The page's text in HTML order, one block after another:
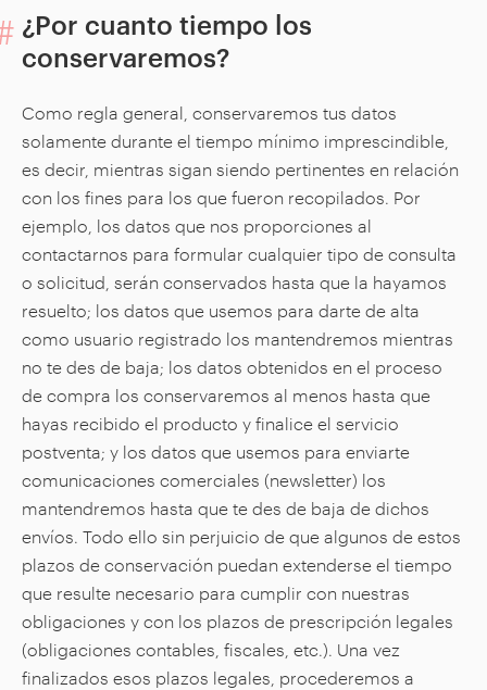
¿Por cuanto tiempo los
conservaremos?
Como regla general, conservaremos tus datos
solamente durante el tiempo mínimo imprescindible,
es decir, mientras sigan siendo pertinentes en relación
con los fines para los que fueron recopilados. Por
ejemplo, los datos que nos proporciones al
contactarnos para formular cualquier tipo de consulta
o solicitud, serán conservados hasta que la hayamos
resuelto; los datos que usemos para darte de alta
como usuario registrado los mantendremos mientras
no te des de baja; los datos obtenidos en el proceso
de compra los conservaremos al menos hasta que
hayas recibido el producto y finalice el servicio
postventa; y los datos que usemos para enviarte
comunicaciones comerciales (newsletter) los
mantendremos hasta que te des de baja de dichos
envíos. Todo ello sin perjuicio de que algunos de estos
plazos de conservación puedan extenderse el tiempo
que resulte necesario para cumplir con nuestras
obligaciones y con los plazos de prescripción legales
(obligaciones contables, fiscales, etc.). Una vez
finalizados esos plazos legales, procederemos a